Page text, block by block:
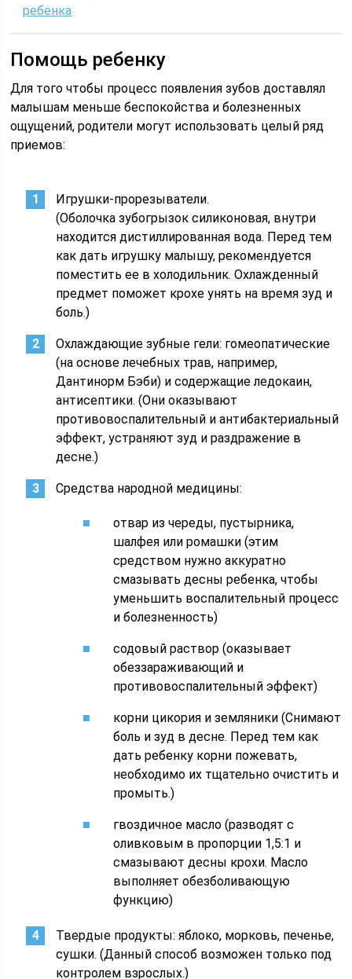
ребенка
Помощь ребенку
Для того чтобы процесс появления зубов доставлял
малышам меньше беспокойства и болезненных
ощущений, родители могут использовать целый ряд
приемов:
Игрушки-прорезыватели.
(Оболочка зубогрызок силиконовая, внутри
находится дистиллированная вода. Перед тем
как дать игрушку малышу, рекомендуется
поместить ее в холодильник. Охлажденный
предмет поможет крохе унять на время зуд и
боль.)
Охлаждающие зубные гели: гомеопатические
(на основе лечебных трав, например,
Дантинорм Бэби) и содержащие ледокаин,
антисептики. (Они оказывают
противовоспалительный и антибактериальный
эффект, устраняют зуд и раздражение в
десне.)
Средства народной медицины:
отвар из череды, пустырника,
шалфея или ромашки (этим
средством нужно аккуратно
смазывать десны ребенка, чтобы
уменьшить воспалительный процесс
и болезненность)
содовый раствор (оказывает
обеззараживающий и
противовоспалительный эффект)
корни цикория и земляники (Снимают
боль и зуд в десне. Перед тем как
дать ребенку корни пожевать,
необходимо их тщательно очистить и
промыть.)
гвоздичное масло (разводят с
оливковым в пропорции 1,5:1 и
смазывают десны крохи. Масло
выполняет обезболивающую
функцию)
Твердые продукты: яблоко, морковь, печенье,
сушки. (Данный способ возможен только под
контролем взрослых.)